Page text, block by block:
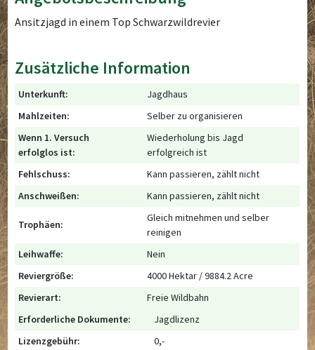
Ansitzjagd in einem Top Schwarzwildrevier
Zusätzliche Information
Unterkunft:
Jagdhaus
Mahlzeiten:
Selber zu organisieren
Wenn 1. Versuch
erfolglos ist:
Wiederholung bis Jagd
erfolgreich ist
Fehlschuss:
Kann passieren, zählt nicht
Anschweißen:
Kann passieren, zählt nicht
Trophäen:
Gleich mitnehmen und selber
reinigen
Leihwaffe:
Nein
Reviergröße:
4000 Hektar / 9884.2 Acre
Revierart:
Freie Wildbahn
Erforderliche Dokumente:
Jagdlizenz
Lizenzgebühr:
0,-